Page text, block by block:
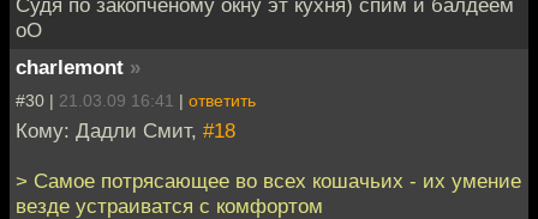
оО
charlemont »
#30 | 21.03.09 16:41 | ответить
Кому: Дадли Смит, #18
> Самое потрясающее во всех кошачьих - их умение
везде устраиватся с комфортом